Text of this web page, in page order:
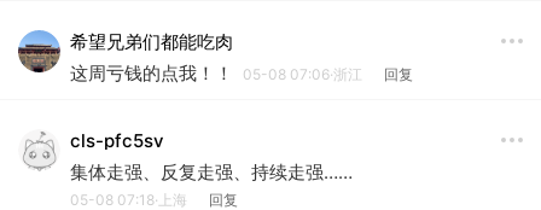
希望兄弟们都能吃肉
这周亏钱的点我！！
05-08 07:06·浙江 回复
cls-pfc5sv
集体走强、反复走强、持续走强……
05-08 07:18·上海 回复